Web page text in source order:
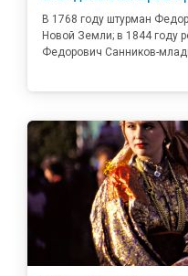
В 1768 году штурман
Новой Земли; в 1844 году
Федорович Санников-